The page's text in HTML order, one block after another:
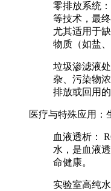
零排放系统：
等技术，最
尤其适用于
物质（如盐
垃圾渗滤液处
杂、污染物
排放或回用
医疗与特殊应用：
血液透析：
水，是血液
命健康。
实验室高纯水